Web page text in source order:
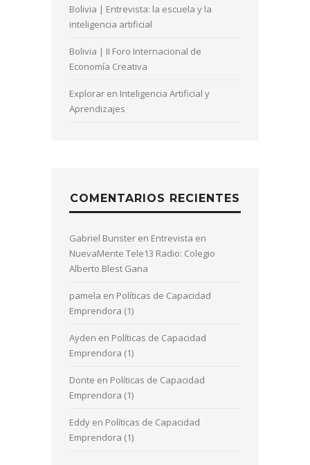
Bolivia | Entrevista: la escuela y la
inteligencia artificial
Bolivia | II Foro Internacional de
Economía Creativa
Explorar en Inteligencia Artificial y
Aprendizajes
COMENTARIOS RECIENTES
Gabriel Bunster en Entrevista en
NuevaMente Tele13 Radio: Colegio
Alberto Blest Gana
pamela en Políticas de Capacidad
Emprendora (1)
Ayden en Políticas de Capacidad
Emprendora (1)
Donte en Políticas de Capacidad
Emprendora (1)
Eddy en Políticas de Capacidad
Emprendora (1)